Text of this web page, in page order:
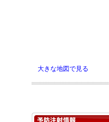
大きな地図で見る